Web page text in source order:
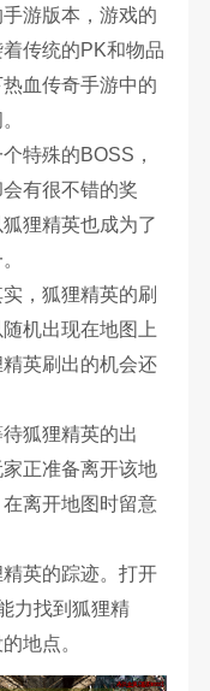
游版本，游戏的
传统的PK和物品
血传奇手游中的
特殊的BOSS，
有很不错的奖
狸精英也成为了
，狐狸精英的刷
机出现在地图上
英刷出的机会还
狐狸精英的出
正准备离开该地
离开地图时留意
英的踪迹。打开
力找到狐狸精
地点。